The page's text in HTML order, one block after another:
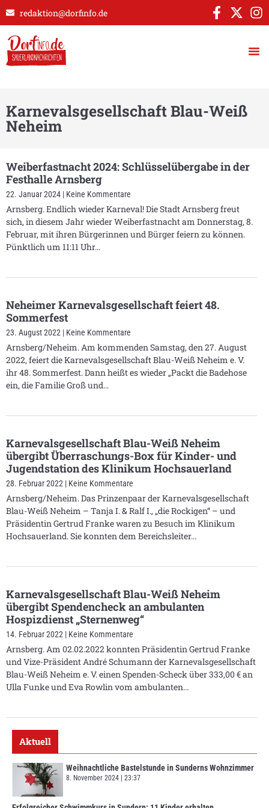
redaktion@dorfinfo.de
Karnevalsgesellschaft Blau-Weiß
Neheim
Weiberfastnacht 2024: Schlüsselübergabe in der
Festhalle Arnsberg
22. Januar 2024 Keine Kommentare
Arnsberg. Endlich wieder Karneval! Die Stadt Arnsberg freut
sich, in diesem Jahr wieder Weiberfastnacht am Donnerstag, 8.
Februar, mit ihren Bürgerinnen und Bürger feiern zu können.
Pünktlich um 11:11 Uhr
Neheimer Karnevalsgesellschaft feiert 48.
Sommerfest
23. August 2022 Keine Kommentare
Arnsberg/Neheim. Am kommenden Samstag, den 27. August
2022, feiert die Karnevalsgesellschaft Blau-Weiß Neheim e. V.
ihr 48. Sommerfest. Dann heißt es wieder „Packt die Badehose
ein, die Familie Groß und
Karnevalsgesellschaft Blau-Weiß Neheim
übergibt Überraschungs-Box für Kinder- und
Jugendstation des Klinikum Hochsauerland
28. Februar 2022 Keine Kommentare
Arnsberg/Neheim. Das Prinzenpaar der Karnevalsgesellschaft
Blau-Weiß Neheim – Tanja I. & Ralf I., „die Rockigen“ – und
Präsidentin Gertrud Franke waren zu Besuch im Klinikum
Hochsauerland. Sie konnten dem Bereichsleiter
Karnevalsgesellschaft Blau-Weiß Neheim
übergibt Spendencheck an ambulanten
Hospizdienst „Sternenweg“
14. Februar 2022 Keine Kommentare
Arnsberg. Am 02.02.2022 konnten Präsidentin Gertrud Franke
und Vize-Präsident André Schumann der Karnevalsgesellschaft
Blau-Weiß Neheim e. V. einen Spenden-Scheck über 333,00 € an
Ulla Funke und Eva Rowlin vom ambulanten
Aktuell
Weihnachtliche Bastelstunde in Sunderns Wohnzimmer
8. November 2024 23:37